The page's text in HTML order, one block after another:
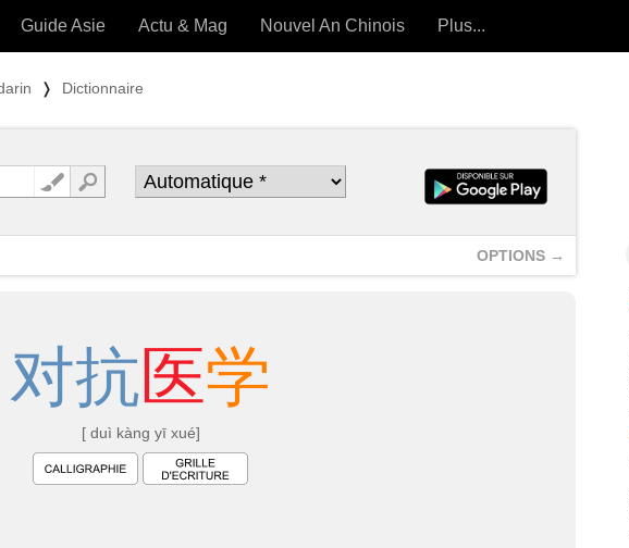
OUTILS) »
Guide Asie Actu & Mag Nouvel An Chinois Plus...
❭ Dictionnaire
OPTIONS →
对抗医学
[ duì kàng yī xué]